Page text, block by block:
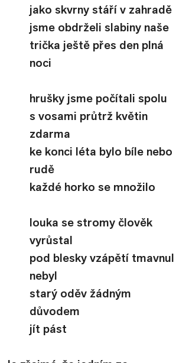
jako skvrny stáří v zahradě
jsme obdrželi slabiny naše
trička ještě přes den plná
noci
hrušky jsme počítali spolu
s vosami průtrž květin
zdarma
ke konci léta bylo bíle nebo
rudě
každé horko se množilo
louka se stromy člověk
vyrůstal
pod blesky vzápětí tmavnul
nebyl
starý oděv žádným
důvodem
jít pást